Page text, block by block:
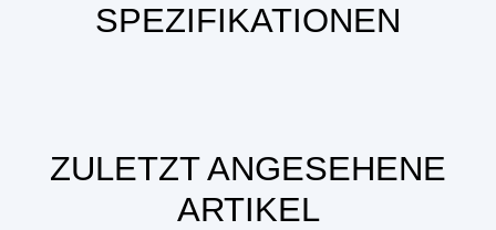
SPEZIFIKATIONEN
ZULETZT ANGESEHENE
ARTIKEL